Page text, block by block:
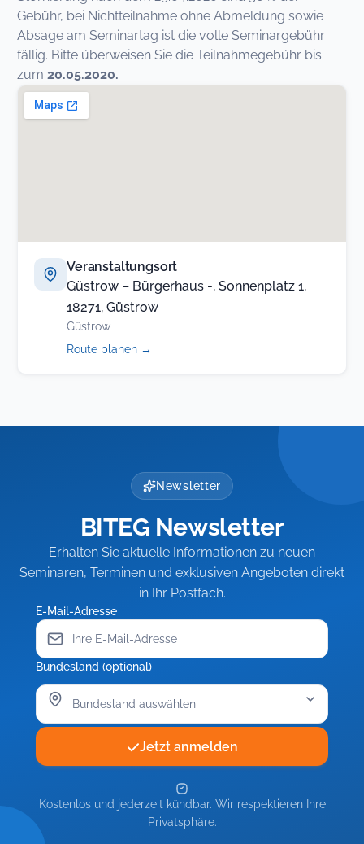
Gebühr, bei Nichtteilnahme ohne Abmeldung sowie
Absage am Seminartag ist die volle Seminargebühr
fällig. Bitte überweisen Sie die Teilnahmegebühr bis
zum 20.05.2020.
Veranstaltungsort
Güstrow – Bürgerhaus -, Sonnenplatz 1,
18271, Güstrow
Güstrow
Route planen →
Newsletter
BITEG Newsletter
Erhalten Sie aktuelle Informationen zu neuen
Seminaren, Terminen und exklusiven Angeboten direkt
in Ihr Postfach.
E-Mail-Adresse
Bundesland (optional)
Jetzt anmelden
Kostenlos und jederzeit kündbar. Wir respektieren Ihre
Privatsphäre.